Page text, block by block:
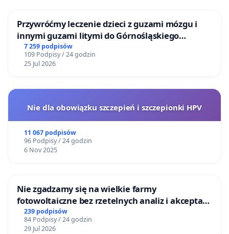
Przywróćmy leczenie dzieci z guzami mózgu i
innymi guzami litymi do Górnośląskiego
Centrum Zdrowia Dziecka w Katowicach
7 259 podpisów
109 Podpisy / 24 godzin
25 Jul 2026
Nie dla obowiązku szczepień i szczepionki HPV
11 067 podpisów
96 Podpisy / 24 godzin
6 Nov 2025
Nie zgadzamy się na wielkie farmy
fotowoltaiczne bez rzetelnych analiz i akceptacji
mieszkańców
239 podpisów
84 Podpisy / 24 godzin
29 Jul 2026